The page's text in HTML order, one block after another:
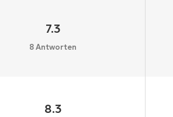
7.3
8 Antworten
8.3